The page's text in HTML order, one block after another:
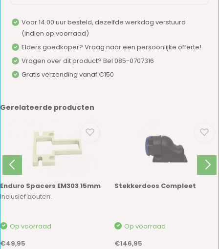
Voor 14.00 uur besteld, dezelfde werkdag verstuurd
(indien op voorraad)
Elders goedkoper? Vraag naar een persoonlijke offerte!
Vragen over dit product? Bel 085-0707316
Gratis verzending vanaf €150
Gerelateerde producten
Enduro Spacers EM303 15mm
Inclusief bouten.
Op voorraad
€49,95
Stekkerdoos Compleet
Op voorraad
€146,95